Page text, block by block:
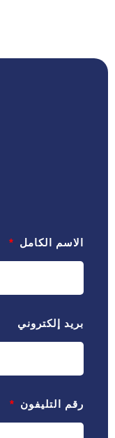
الاسم الكامل
بريد إلكتروني
رقم التليفون